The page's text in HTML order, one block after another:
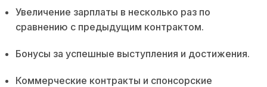
Увеличение зарплаты в несколько раз по
сравнению с предыдущим контрактом.
Бонусы за успешные выступления и достижения.
Коммерческие контракты и спонсорские